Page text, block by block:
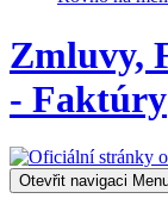
Zmluvy,
- Faktúry
Otevřit navigaci